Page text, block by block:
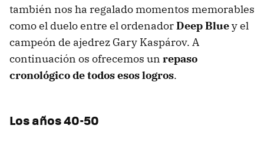
también nos ha regalado momentos memorables
como el duelo entre el ordenadorDeep Bluey el
campeón de ajedrez Gary Kaspárov. A
continuación os ofrecemos un repaso
cronológico de todos esos logros.
Los años 40-50